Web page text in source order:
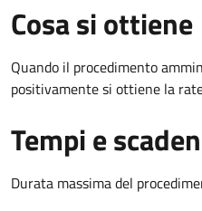
Cosa si ottiene
Quando il procedimento
positivamente si ottiene la
Tempi e
Durata massima del